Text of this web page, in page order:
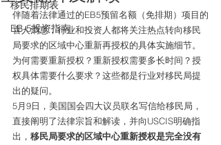
移民排期表
EB-5投资指南
伴随着法律通过的EB5预留名额（免排期）项目的
喜人消息，行业和投资人都将关注热点转向移民
局要求的区域中心重新再授权的具体实施细节。
为何需要重新授权？重新授权需要多长时间？授
权具体需要什么要求？这些都是行业对移民局提
出的疑问。
5月9日，美国国会四大议员联名写信给移民局，
直接阐明了法律宗旨和解读，并向USCIS明确指
出， 移民局要求的区域中心重新授权是完全没有